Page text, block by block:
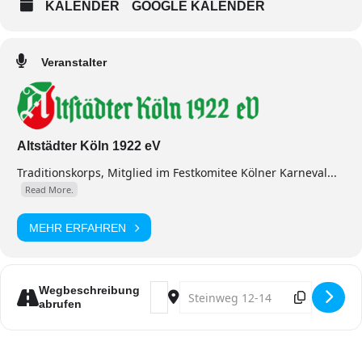
KALENDER GOOGLE KALENDER
Veranstalter
Altstädter Köln 1922 eV
Traditionskorps, Mitglied im Festkomitee Kölner Karneval...
Read More.
MEHR ERFAHREN
Wegbeschreibung
abrufen
Address - Altstädter Oktoberfest
Destination Address -